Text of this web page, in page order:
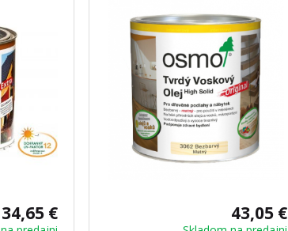
cca 55 ml
€
priľnavosti aj na neglazúrované
dlaždice. Spotreba: 1L / 24 m²
TECHNICKÝ LIST
43,05 €